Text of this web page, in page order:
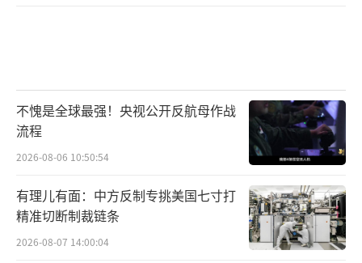
F-47战机计划目前虽未完全曝光，但从现
有信息看，其命运早已与全球稀土供应链紧密
绑定。在中美战略博弈加剧的背景下，中国以
资源优势对美形成实质掣肘，恰恰说明：再强
大的技术蓝图，也不能脱离现实产业支撑。
如果未来中方能够进一步扩大六代机研发
不愧是全球最强！央视公开反航母作战
流程
2026-08-06 10:50:54
有理儿有面：中方反制专挑美国七寸打
精准切断制裁链条
2026-08-07 14:00:04